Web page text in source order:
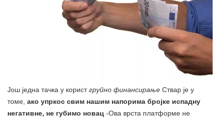
Још једна тачка у користгрупно финансирање Ствар је у
томе, ако упркос свим нашим напорима бројке испадну
негативне, не губимо новац -Ова врста платформе не